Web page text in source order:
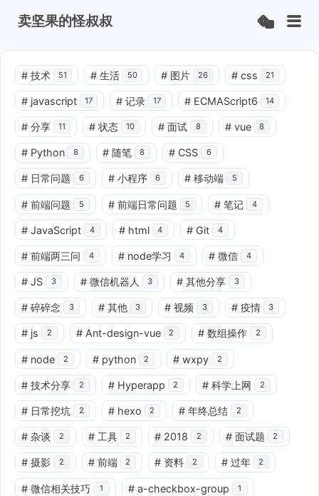
卖坚果的怪叔叔
# 技术 51 # 生活 50 # 图片 26 # css 21
# javascript 17 # 记录 17 # ECMAScript6 14
# 分享 11 # 状态 10 # 面试 8 # vue 8
# Python 8 # 随笔 8 # CSS 6
# 日常问题 6 # 小程序 6 # 移动端 5
# 前端问题 5 # 前端日常问题 5 # 笔记 4
# JavaScript 4 # html 4 # Git 4
# 前端两三问 4 # node学习 4 # 微信 4
# JS 3 # 微信机器人 3 # 其他分享 3
# 碎碎念 3 # 其他 3 # 视频 3 # 疫情 3
# js 2 # Ant-design-vue 2 # 数组操作 2
# node 2 # python 2 # wxpy 2
# 技术分享 2 # Hyperapp 2 # 科学上网 2
# 日常挖坑 2 # hexo 2 # 年终总结 2
# 杂谈 2 # 工具 2 # 2018 2 # 面试题 2
# 摄影 2 # 前端 2 # 资料 2 # 过年 2
# 微信相关技巧 1 # a-checkbox-group 1